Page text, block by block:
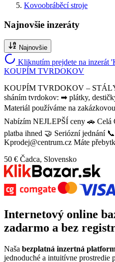
Kovoobráběcí stroje
Najnovšie inzeráty
Najnovšie
Kliknutím prejdete na
KOUPÍM TVRDOKOV
KOUPÍM TVRDOKOV –
sháním tvrdokov: ➡ plátky,
Materiál používáme na
Nabízím NEJLEPŠÍ ceny 🚗 Celá
platba ihned 🤝 Seriózní jednání
Kprodej@centrum.cz Máte
50 € Čadca, Slovensko
Internetový online
zadarmo a bez
Naša bezplatná inzertná
jednoduché a intuitívne prostredie